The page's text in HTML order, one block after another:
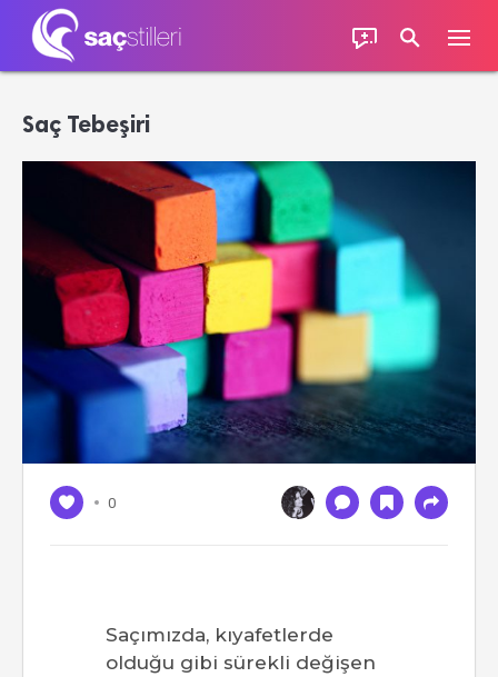
Saç Tebeşiri
0
Saçımızda, kıyafetlerde
olduğu gibi sürekli değişen